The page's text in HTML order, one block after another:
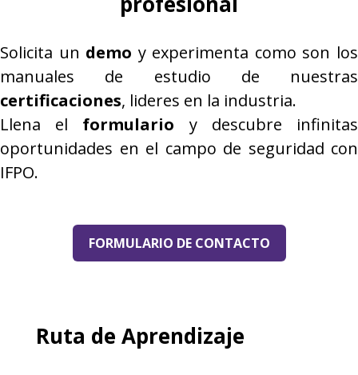
Solicita un demo y experimenta como son los
manuales de estudio de nuestras
certificaciones, lideres en la industria.
Llena el formulario y descubre infinitas
oportunidades en el campo de seguridad con
IFPO.
FORMULARIO DE CONTACTO
Ruta de Aprendizaje